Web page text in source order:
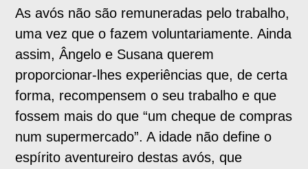
As avós não são remuneradas pelo trabalho,
uma vez que o fazem voluntariamente. Ainda
assim, Ângelo e Susana querem
proporcionar-lhes experiências que, de certa
forma, recompensem o seu trabalho e que
fossem mais do que “um cheque de compras
num supermercado”. A idade não define o
espírito aventureiro destas avós, que